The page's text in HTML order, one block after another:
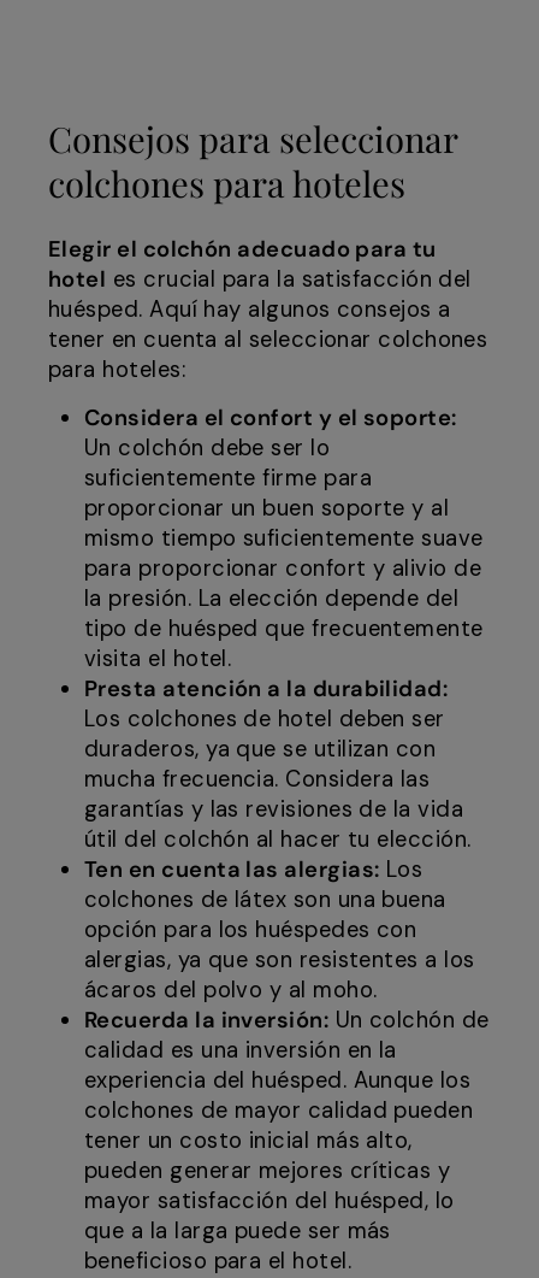
Consejos para seleccionar
colchones para hoteles
Elegir el colchón adecuado para tu
hotel es crucial para la satisfacción del
huésped. Aquí hay algunos consejos a
tener en cuenta al seleccionar colchones
para hoteles:
Considera el confort y el soporte:
Un colchón debe ser lo
suficientemente firme para
proporcionar un buen soporte y al
mismo tiempo suficientemente suave
para proporcionar confort y alivio de
la presión. La elección depende del
tipo de huésped que frecuentemente
visita el hotel.
Presta atención a la durabilidad:
Los colchones de hotel deben ser
duraderos, ya que se utilizan con
mucha frecuencia. Considera las
garantías y las revisiones de la vida
útil del colchón al hacer tu elección.
Ten en cuenta las alergias: Los
colchones de látex son una buena
opción para los huéspedes con
alergias, ya que son resistentes a los
ácaros del polvo y al moho.
Recuerda la inversión: Un colchón de
calidad es una inversión en la
experiencia del huésped. Aunque los
colchones de mayor calidad pueden
tener un costo inicial más alto,
pueden generar mejores críticas y
mayor satisfacción del huésped, lo
que a la larga puede ser más
beneficioso para el hotel.